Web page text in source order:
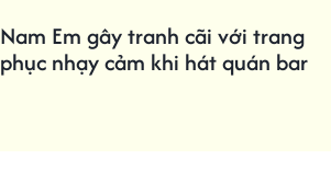
Nam Em gây tranh cãi với trang
phục nhạy cảm khi hát quán bar